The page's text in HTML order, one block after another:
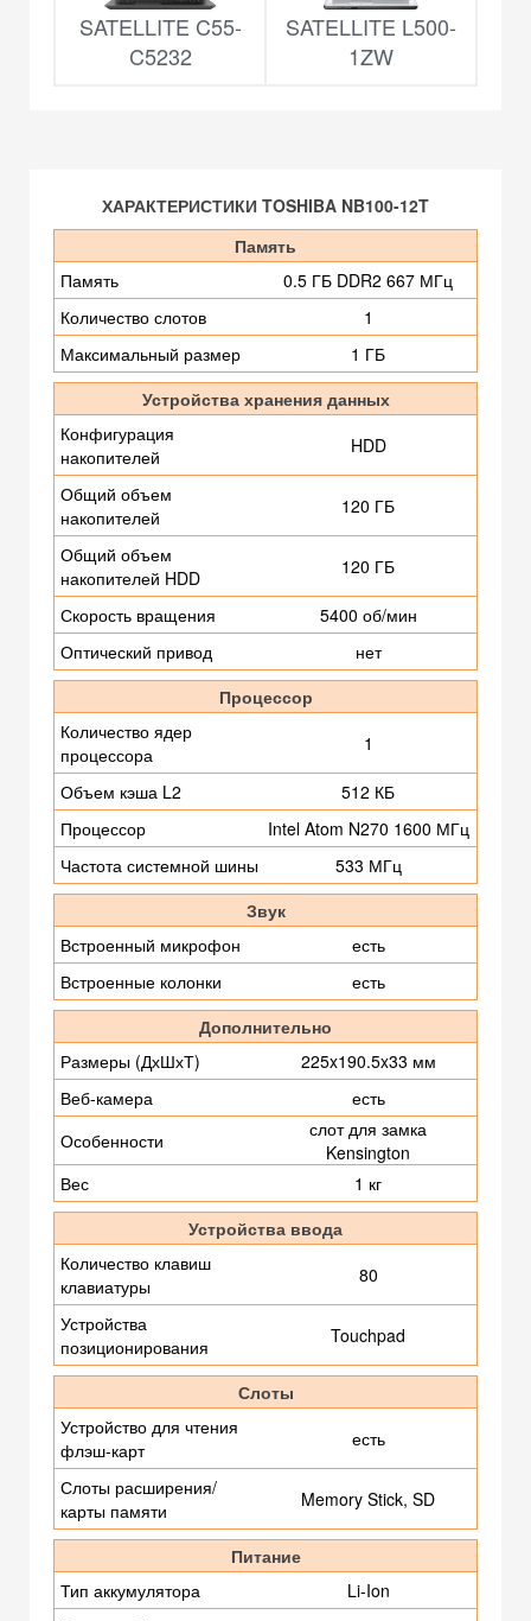
SATELLITE C55-
C5232
SATELLITE L500-
1ZW
ХАРАКТЕРИСТИКИ TOSHIBA NB100-12T
Память
Память
0.5 ГБ DDR2 667 МГц
Количество слотов
1
Максимальный размер
1 ГБ
Устройства хранения данных
Конфигурация
накопителей
HDD
Общий объем
накопителей
120 ГБ
Общий объем
накопителей HDD
120 ГБ
Скорость вращения
5400 об/мин
Оптический привод
нет
Процессор
Количество ядер
процессора
1
Объем кэша L2
512 КБ
Процессор
Intel Atom N270 1600 МГц
Частота системной шины
533 МГц
Звук
Встроенный микрофон
есть
Встроенные колонки
есть
Дополнительно
Размеры (ДхШхТ)
225x190.5x33 мм
Веб-камера
есть
Особенности
слот для замка
Kensington
Вес
1 кг
Устройства ввода
Количество клавиш
клавиатуры
80
Устройства
позиционирования
Touchpad
Слоты
Устройство для чтения
флэш-карт
есть
Слоты расширения/
карты памяти
Memory Stick, SD
Питание
Тип аккумулятора
Li-Ion